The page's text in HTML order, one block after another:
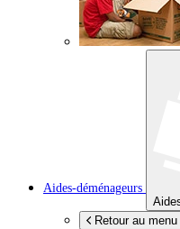
Aides-déménageurs
Retour au